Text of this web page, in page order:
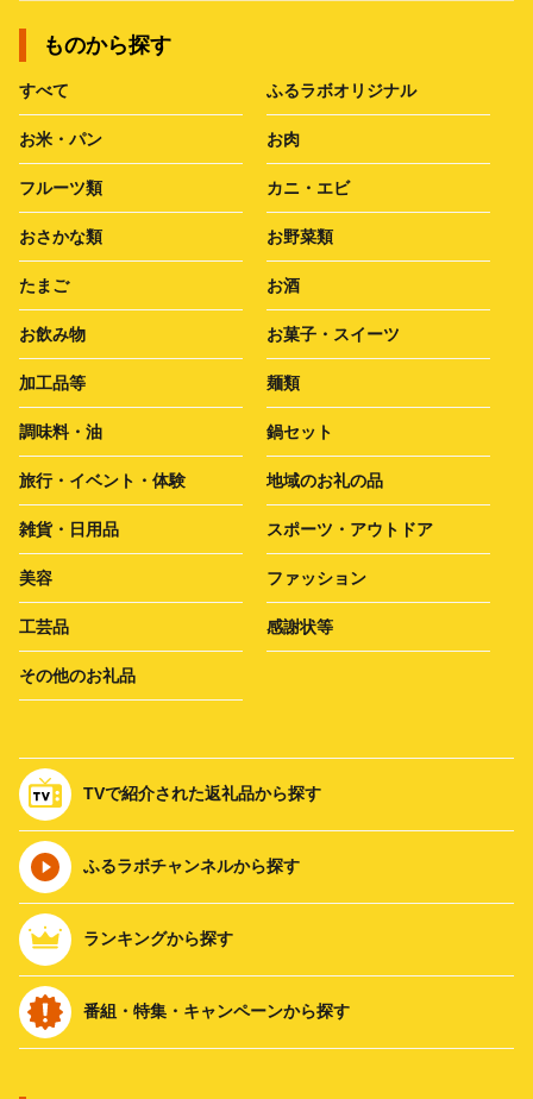
ものから探す
すべて ふるラボオリジナル
お米・パン お肉
フルーツ類 カニ・エビ
おさかな類 お野菜類
たまご お酒
お飲み物 お菓子・スイーツ
加工品等 麺類
調味料・油 鍋セット
旅行・イベント・体験 地域のお礼の品
雑貨・日用品 スポーツ・アウトドア
美容 ファッション
工芸品 感謝状等
その他のお礼品
TVで紹介された返礼品から探す
ふるラボチャンネルから探す
ランキングから探す
番組・特集・キャンペーンから探す